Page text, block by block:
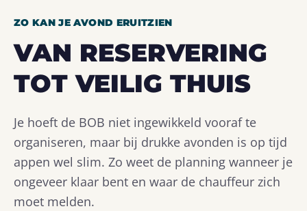
ZO KAN JE AVOND ERUITZIEN
VAN RESERVERING
TOT VEILIG THUIS
Je hoeft de BOB niet ingewikkeld vooraf te
organiseren, maar bij drukke avonden is op tijd
appen wel slim. Zo weet de planning wanneer je
ongeveer klaar bent en waar de chauffeur zich
moet melden.